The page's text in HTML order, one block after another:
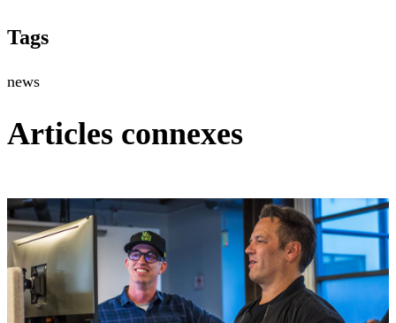
Tags
news
Articles connexes